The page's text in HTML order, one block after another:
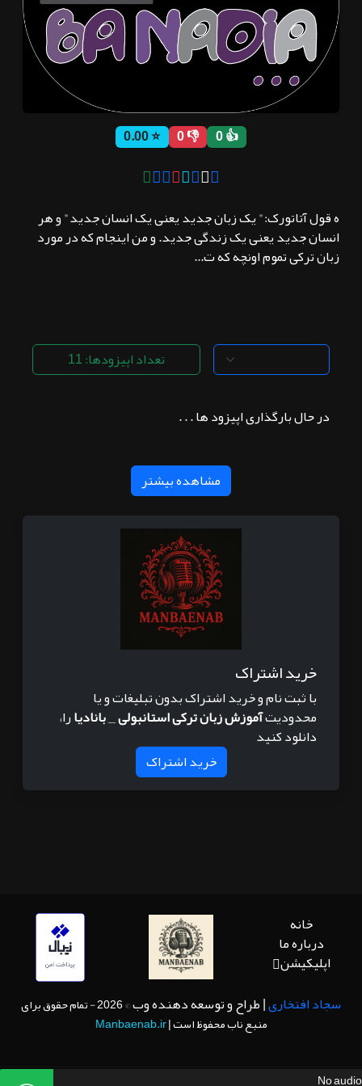
👍 0
👎 0
⭐ 0.00
ه قول آتاتورک:" یک زبان جدید یعنی یک انسان جدید" و هر
انسان جدید یعنی یک زندگی جدید. و من اینجام که در مورد
زبان ترکی تموم اونچه که ت...
No audio
تعداد اپیزودها: 11
در حال بارگذاری اپیزود ها . . .
مشاهده بیشتر
خرید اشتراک
با ثبت نام و خرید اشتراک بدون تبلیغات و یا
محدودیتآموزش زبان ترکی استانبولی _ بانادیارا،
دانلود کنید
خرید اشتراک
خانه
درباره ما
اپلیکیشن
سجاد افتخاری| طراح و توسعه دهنده وب
© 2026 - تمام حقوق برای
منبع ناب محفوظ است |Manbaenab.ir